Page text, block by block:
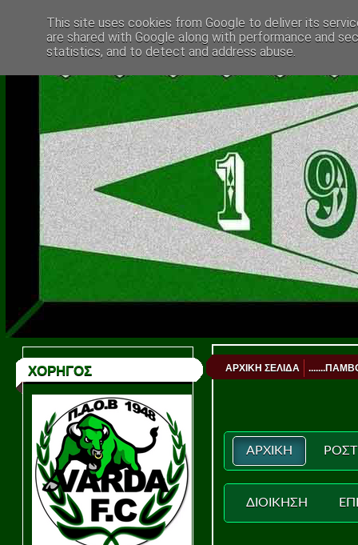
ΧΟΡΗΓΟΣ ΑΡΧΙΚΗ ΣΕΛΙΔΑ
ΑΡΧΙΚΗ
ΔΙΟΙΚΗΣΗ
This site uses cookies from Google to deliver its
are shared with Google along with performance and
statistics, and to detect and address abuse.